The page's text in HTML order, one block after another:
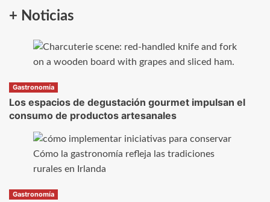
+ Noticias
Gastronomía
Los espacios de degustación gourmet impulsan el
consumo de productos artesanales
Gastronomía